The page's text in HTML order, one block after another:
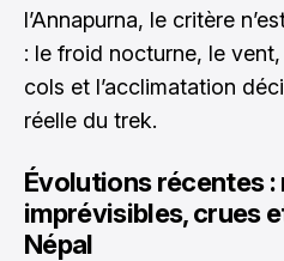
l’Annapurna, le critère
: le froid nocturne, le
cols et l’acclimatation
réelle du trek.
Évolutions récentes :
imprévisibles, crues
Népal